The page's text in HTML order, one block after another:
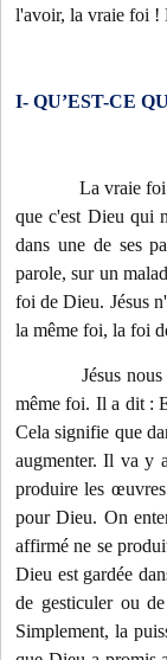
l'avoir, la vraie foi !
I- QU’EST-CE
La vraie
que c'est Dieu qui
dans une de ses
parole, sur un
foi de Dieu. Jésus
la même foi, la foi
Jésus
même foi. Il a dit :
Cela signifie que
augmenter. Il va y
produire les
pour Dieu. On
affirmé ne se
Dieu est gardée
de gesticuler ou
Simplement, la